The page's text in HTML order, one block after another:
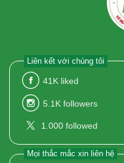
Liên kết với chúng tôi
41K liked
5.1K followers
1.000 followed
Mọi thắc mắc xin liên hệ